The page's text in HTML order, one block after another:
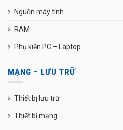
Nguồn máy tính
RAM
Phụ kiện PC – Laptop
MẠNG – LƯU TRỮ
Thiết bị lưu trữ
Thiết bị mạng